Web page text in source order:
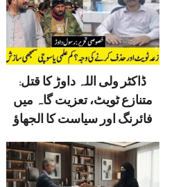
ڈاکٹر ولی اللہ داوڑ کا قتل:
متنازع ٹویٹ، تعزیت گاہ میں
فائرنگ اور سیاست کا الجھاؤ